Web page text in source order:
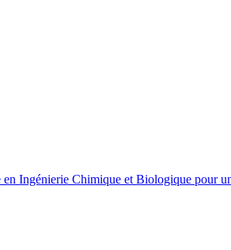
Ingénierie Chimique et Biologique pour